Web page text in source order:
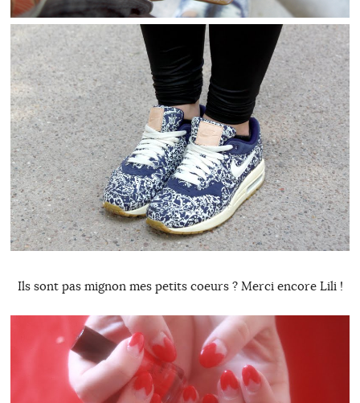
Ils sont pas mignon mes petits coeurs ? Merci encore Lili !